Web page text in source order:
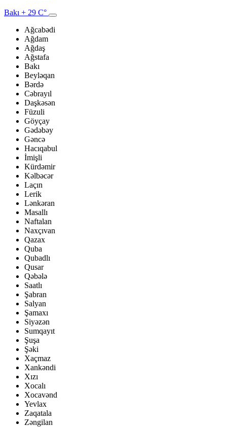
Bakı + 29 C°
Ağcabədi
Ağdam
Ağdaş
Ağstafa
Bakı
Beyləqan
Bərdə
Cəbrayıl
Daşkəsən
Füzuli
Göyçay
Gədəbəy
Gəncə
Hacıqabul
İmişli
Kürdəmir
Kəlbəcər
Laçın
Lerik
Lənkəran
Masallı
Naftalan
Naxçıvan
Qazax
Quba
Qubadlı
Qusar
Qəbələ
Saatlı
Şabran
Salyan
Şamaxı
Siyəzən
Sumqayıt
Şuşa
Şəki
Xaçmaz
Xankəndi
Xızı
Xocalı
Xocavənd
Yevlax
Zaqatala
Zəngilan